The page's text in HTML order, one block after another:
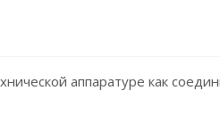
аппаратуре как